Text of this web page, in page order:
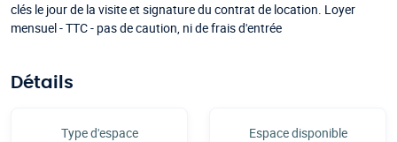
clés le jour de la visite et signature du contrat de location. Loyer
mensuel - TTC - pas de caution, ni de frais d'entrée
Détails
Type d'espace
Espace disponible